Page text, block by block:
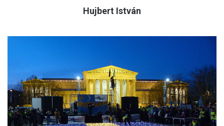
Hujbert István